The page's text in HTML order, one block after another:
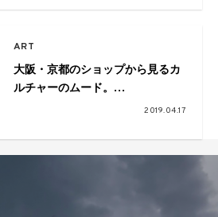
ラボアイテムも
ART
大阪・京都のショップから見るカ
ルチャーのムード。
2019.04.17